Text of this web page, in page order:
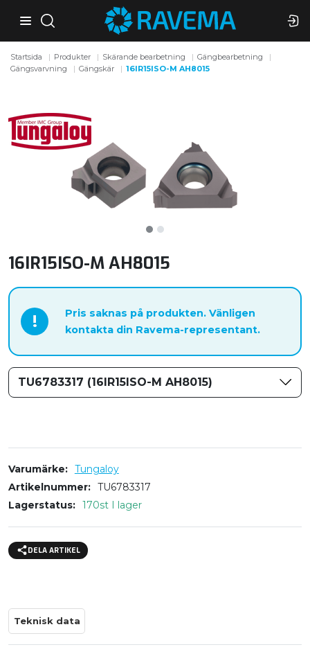
Startsida Produkter Skärande bearbetning
Gängbearbetning
Gängsvarvning
Gängskär 16IR15ISO-M AH8015
16IR15ISO-M AH8015
!
Pris saknas på produkten. Vänligen
kontakta din Ravema-representant.
TU6783317 (16IR15ISO-M AH8015)
Varumärke
Tungaloy
Artikelnummer
TU6783317
Lagerstatus
170st I lager
DELA ARTIKEL
Teknisk data